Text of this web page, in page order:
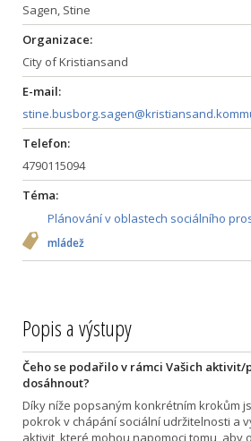
Sagen, Stine
Organizace:
City of Kristiansand
E-mail:
Telefon:
4790115094
Téma:
Plánování v oblastech sociálního
mládež
Popis a výstupy
Čeho se podařilo v rámci Vašich
dosáhnout?
Díky níže popsaným konkrétním krokům
pokrok v chápání sociální udržitelnosti a
aktivit, které mohou napomoci tomu, aby